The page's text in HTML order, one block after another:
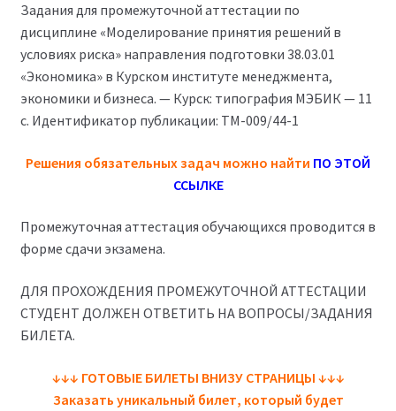
09.04.03 Прикладная информатика (2,5 года)
38.03.04 Государственное и муниципальное
управление 3,5 года (Бакалавриат)
управление 5 лет
(Магистратура)
управление 2,5 года (Магистратура)
Задания для промежуточной аттестации по
дисциплине «Моделирование принятия решений в
условиях риска» направления подготовки 38.03.01
«Экономика» в Курском институте менеджмента,
экономики и бизнеса. — Курск: типография МЭБИК — 11
с. Идентификатор публикации: ТМ-009/44-1
Решения обязательных задач можно найти ПО ЭТОЙ
ССЫЛКЕ
Промежуточная аттестация обучающихся проводится в
форме сдачи экзамена.
ДЛЯ ПРОХОЖДЕНИЯ ПРОМЕЖУТОЧНОЙ АТТЕСТАЦИИ
СТУДЕНТ ДОЛЖЕН ОТВЕТИТЬ НА ВОПРОСЫ/ЗАДАНИЯ
БИЛЕТА.
↓↓↓ ГОТОВЫЕ БИЛЕТЫ ВНИЗУ СТРАНИЦЫ ↓↓↓
Заказать уникальный билет, который будет